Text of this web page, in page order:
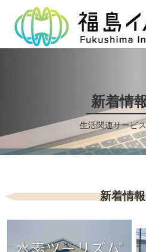
新着情
生活関連サービ
新着情